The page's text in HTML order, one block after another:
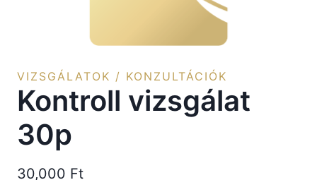
VIZSGÁLATOK / KONZULTÁCIÓK
Kontroll vizsgálat
30p
30,000 Ft